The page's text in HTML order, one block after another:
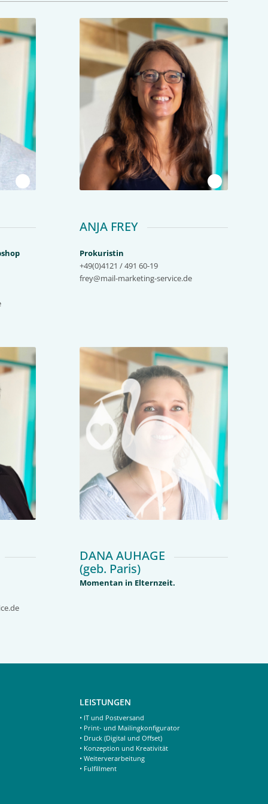
1
ANJA FREY
Prokuristin
+49(0)4121 / 491 60-19
frey@mail-marketing-service.de
DANA AUHAGE
(geb. Paris)
Momentan in Elternzeit.
LEISTUNGEN
• IT und Postversand
• Print- und Mailingkonfigurator
• Druck (Digital und Offset)
• Konzeption und Kreativität
• Weiterverarbeitung
• Fulfillment